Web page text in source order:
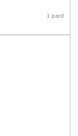
1 pard